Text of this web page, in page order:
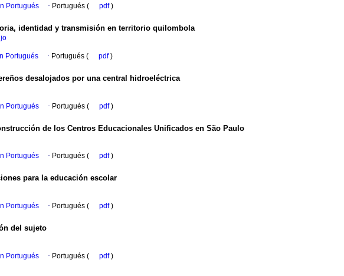
Portugués · Portugués ( pdf)
identidad y transmisión en territorio quilombola
Portugués · Portugués ( pdf)
desalojados por una central hidroeléctrica
Portugués · Portugués ( pdf)
de los Centros Educacionales Unificados en São Paulo
Portugués · Portugués ( pdf)
para la educación escolar
Portugués · Portugués ( pdf)
del sujeto
Portugués · Portugués ( pdf)